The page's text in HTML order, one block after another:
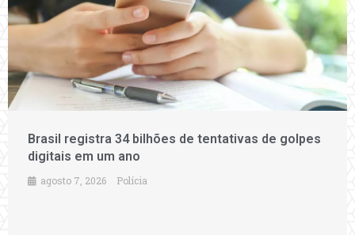
Brasil registra 34 bilhões de tentativas de golpes
digitais em um ano
agosto 7, 2026 Polícia